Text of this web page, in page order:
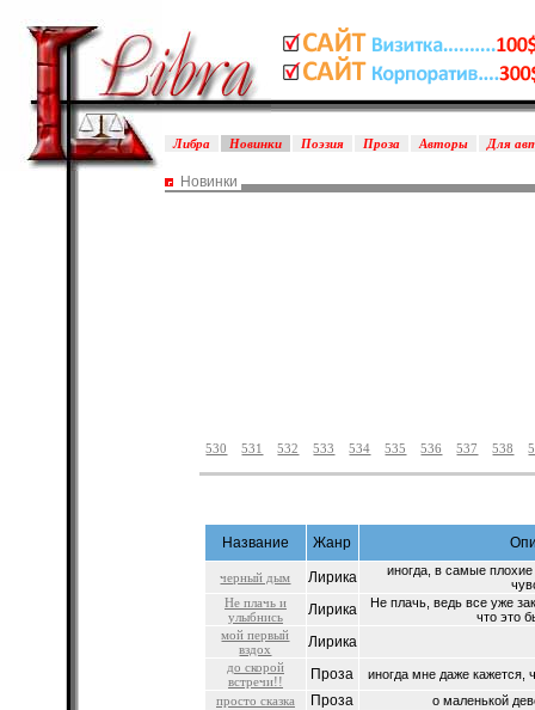
Либра Новинки Поэзия Проза Авторы Для
Новинки
530 531 532 533 534 535 536 537 538
Название Жанр
черный дым Лирика
иногда, в самые
Не плачь и
улыбнись
Лирика
Не плачь, ведь все уже
что это
мой первый
вздох
Лирика
до скорой
встречи!!
Проза
иногда мне даже кажется,
просто сказка
Проза
о маленькой